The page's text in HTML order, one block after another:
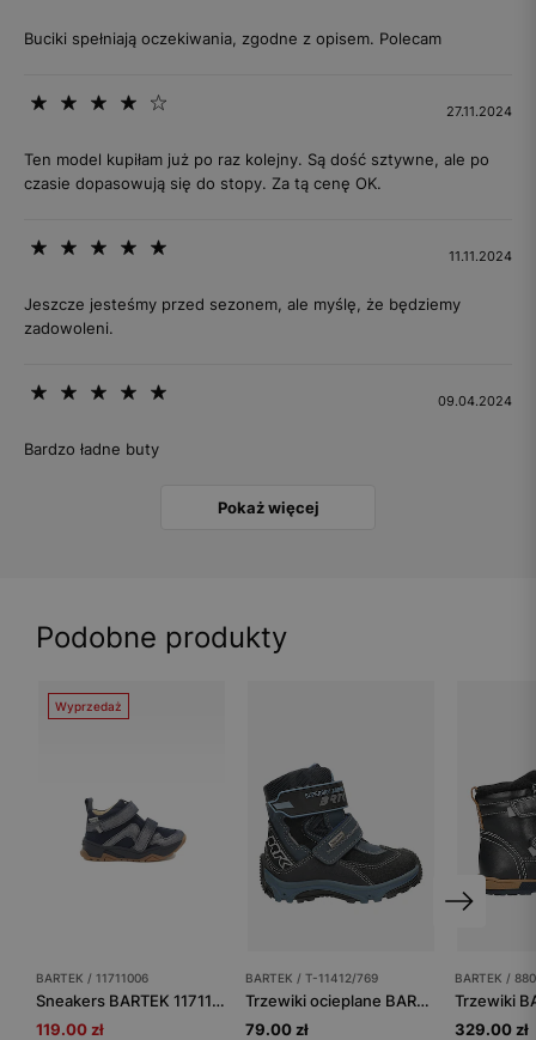
Buciki spełniają oczekiwania, zgodne z opisem. Polecam
27.11.2024
Ten model kupiłam już po raz kolejny. Są dość sztywne, ale po
czasie dopasowują się do stopy. Za tą cenę OK.
11.11.2024
Jeszcze jesteśmy przed sezonem, ale myślę, że będziemy
zadowoleni.
09.04.2024
Bardzo ładne buty
Pokaż więcej
Podobne produkty
Wyprzedaż
BARTEK / 11711006
Sneakers BARTEK 11711006, granatowy
119.00 zł
BARTEK / T-11412/769
Trzewiki ocieplane BARTEK T-11412/769, granatowy
79.00 zł
BARTEK /
329.00 zł